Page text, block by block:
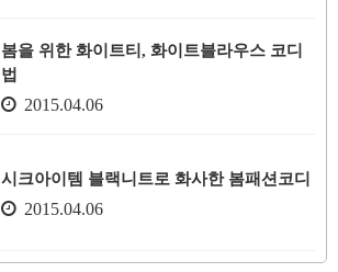
봄을 위한 화이트티, 화이트블라우스 코디
법
2015.04.06
시크아이템 블랙니트로 화사한 봄패션코디
2015.04.06